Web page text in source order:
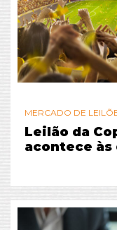
MERCADO DE
Leilão da
acontece